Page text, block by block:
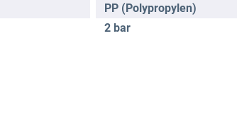
PP (Polypropylen)
2 bar